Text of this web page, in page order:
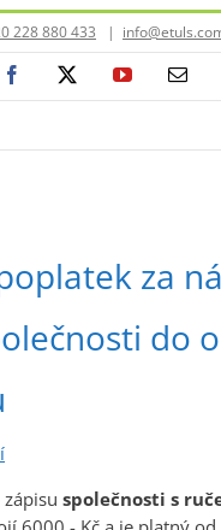
228 880 433 |
Facebook YouTubeE-
za
do
společnosti s